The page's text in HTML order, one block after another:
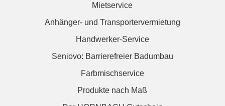
Mietservice
Anhänger- und Transportervermietung
Handwerker-Service
Seniovo: Barrierefreier Badumbau
Farbmischservice
Produkte nach Maß